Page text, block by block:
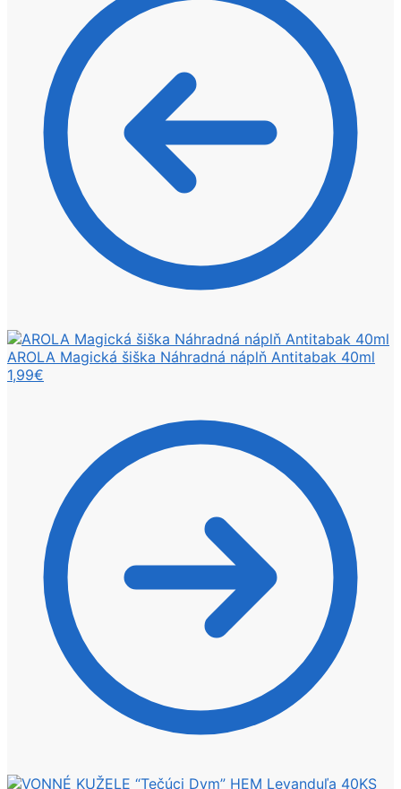
AROLA Magická šiška Náhradná náplň Antitabak 40ml
1,99€